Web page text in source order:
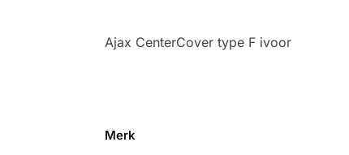
Ajax CenterCover type F ivoor
Merk